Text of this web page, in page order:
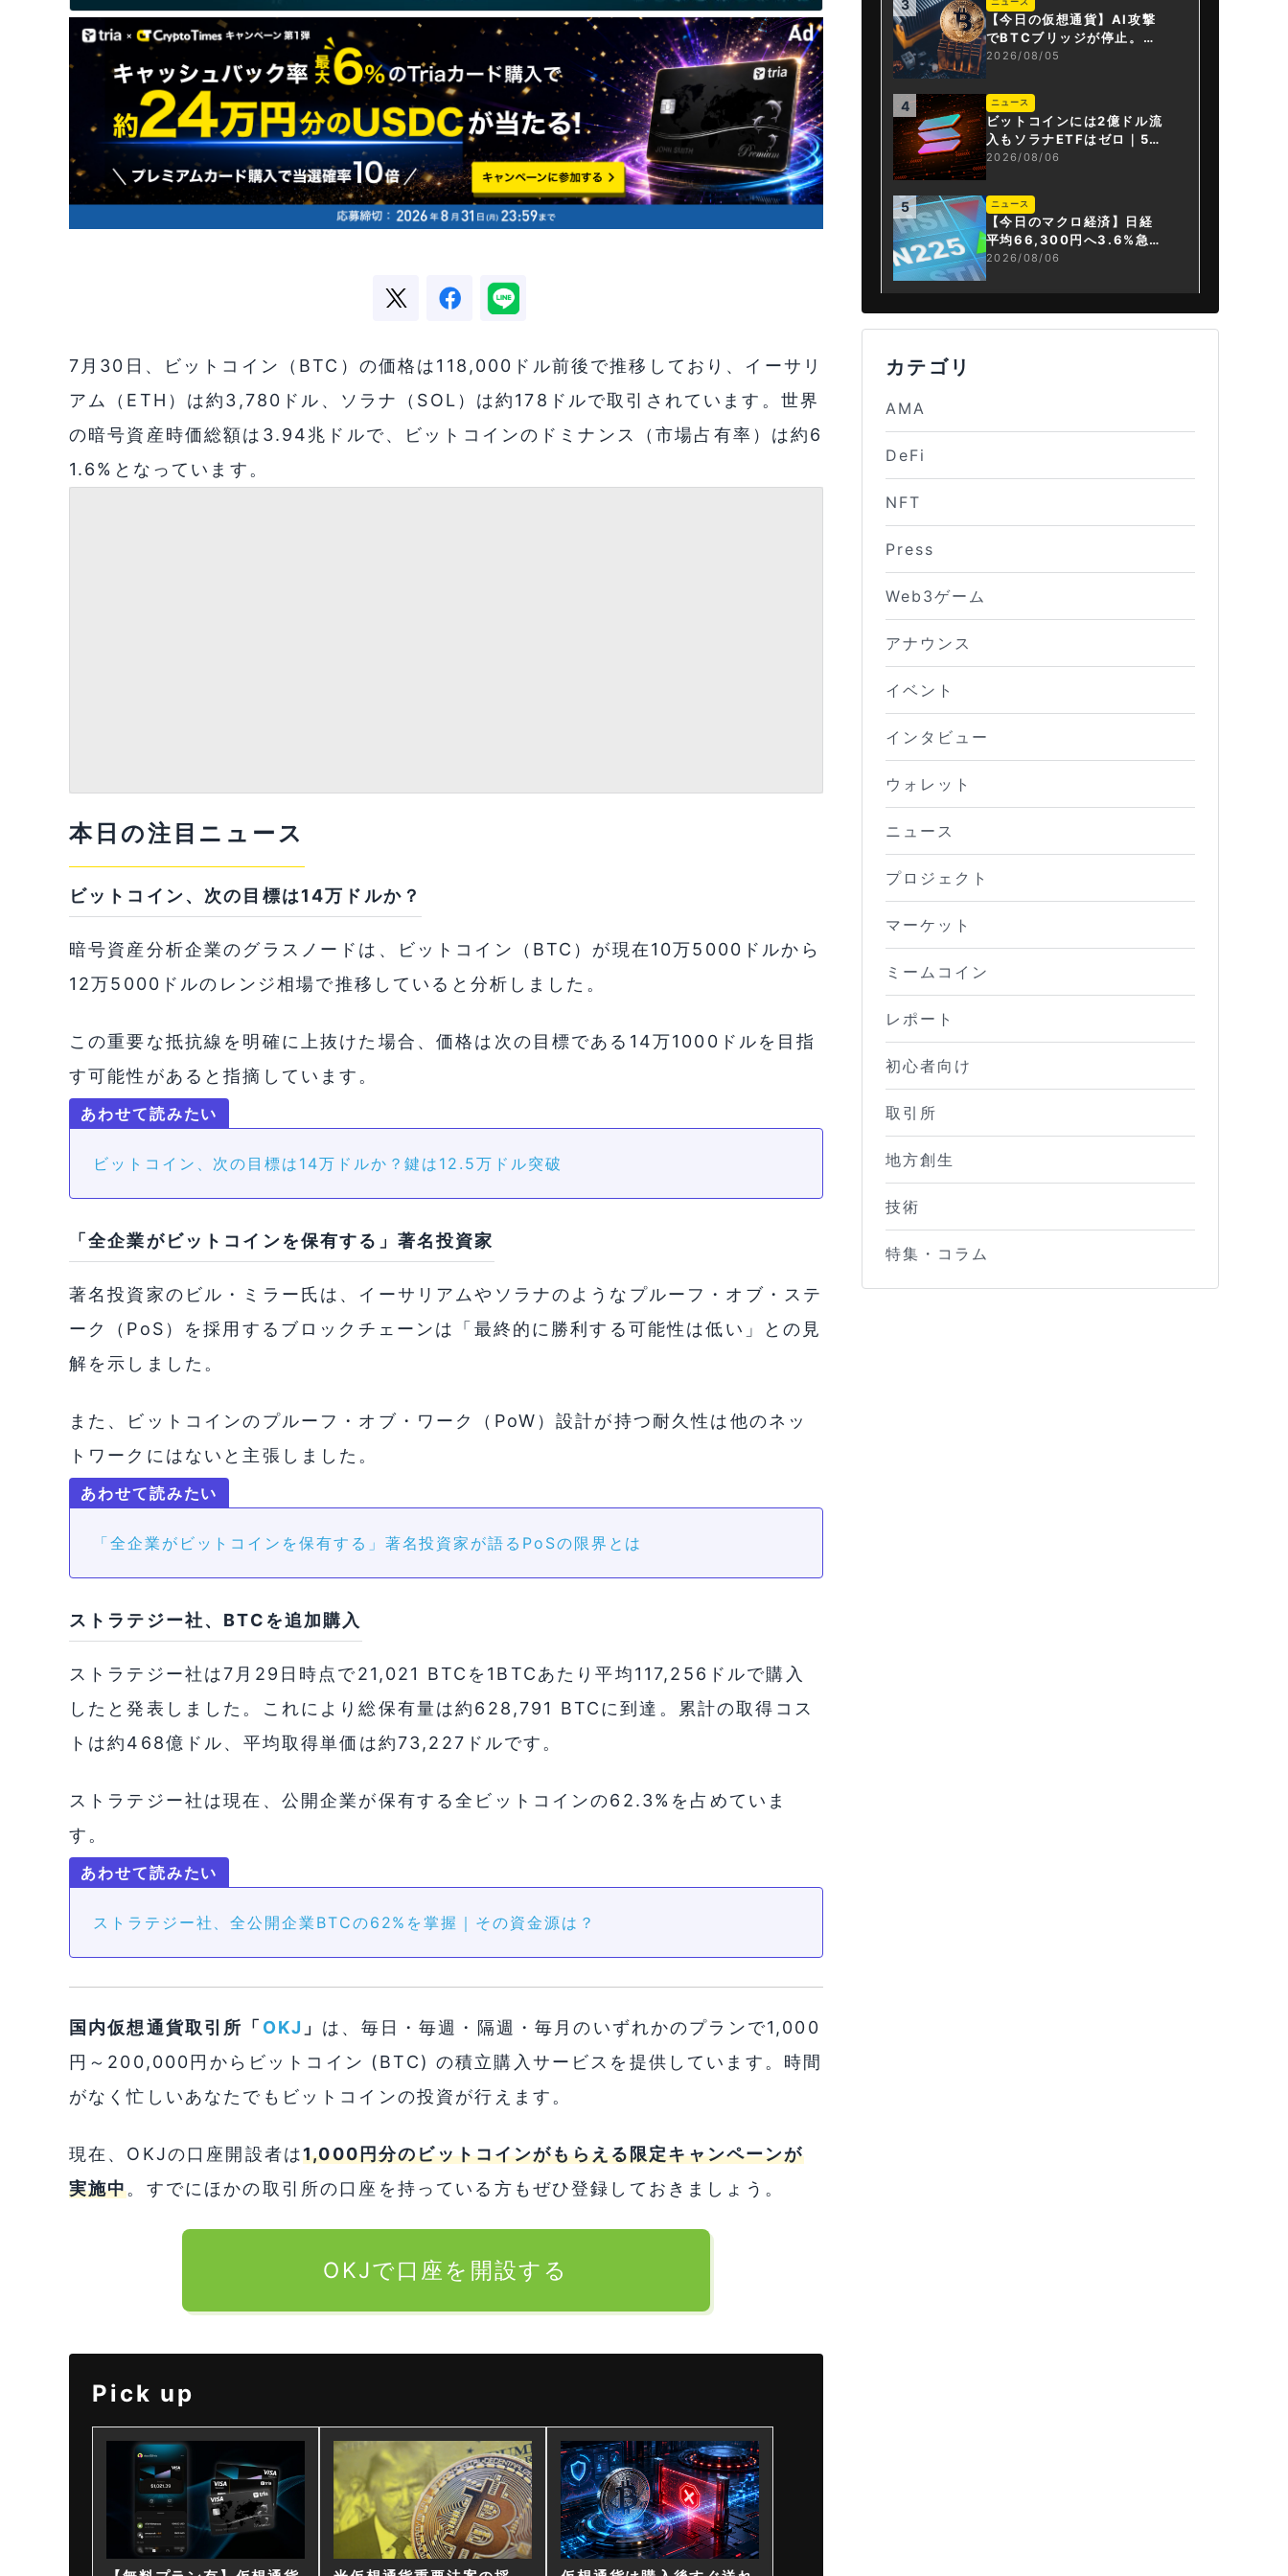
7月30日、ビットコイン（BTC）の価格は118,000ドル前後で推移しており、イーサリ
アム（ETH）は約3,780ドル、ソラナ（SOL）は約178ドルで取引されています。世界
の暗号資産時価総額は3.94兆ドルで、ビットコインのドミナンス（市場占有率）は約6
1.6%となっています。
本日の注目ニュース
ビットコイン、次の目標は14万ドルか？
暗号資産分析企業のグラスノードは、ビットコイン（BTC）が現在10万5000ドルから
12万5000ドルのレンジ相場で推移していると分析しました。
この重要な抵抗線を明確に上抜けた場合、価格は次の目標である14万1000ドルを目指
す可能性があると指摘しています。
ビットコイン、次の目標は14万ドルか？鍵は12.5万ドル突破
「全企業がビットコインを保有する」著名投資家
著名投資家のビル・ミラー氏は、イーサリアムやソラナのようなプルーフ・オブ・ステ
ーク（PoS）を採用するブロックチェーンは「最終的に勝利する可能性は低い」との見
解を示しました。
また、ビットコインのプルーフ・オブ・ワーク（PoW）設計が持つ耐久性は他のネッ
トワークにはないと主張しました。
「全企業がビットコインを保有する」著名投資家が語るPoSの限界とは
ストラテジー社、BTCを追加購入
ストラテジー社は7月29日時点で21,021 BTCを1BTCあたり平均117,256ドルで購入
したと発表しました。これにより総保有量は約628,791 BTCに到達。累計の取得コス
トは約468億ドル、平均取得単価は約73,227ドルです。
ストラテジー社は現在、公開企業が保有する全ビットコインの62.3%を占めていま
す。
ストラテジー社、全公開企業BTCの62%を掌握｜その資金源は？
国内仮想通貨取引所「 OKJ 」 は、毎日・毎週・隔週・毎月のいずれかのプランで1,000
円～200,000円からビットコイン (BTC) の積立購入サービスを提供しています。時間
がなく忙しいあなたでもビットコインの投資が行えます。
現在、OKJの口座開設者は1,000円分のビットコインがもらえる限定キャンペーンが
実施中。すでにほかの取引所の口座を持っている方もぜひ登録しておきましょう。
OKJで口座を開設する
Pick up
3
【今日の仮想通貨】AI攻撃
でBTCブリッジが停止。金
融庁が「暗号資産・ステー
2026/08/05
4 ニュース
ビットコインには2億ドル流
入もソラナETFはゼロ｜5営
業日連続で停止
2026/08/06
5 ニュース
【今日のマクロ経済】日経
平均66,300円へ3.6%急騰
もAI投資回収懸念が再燃
2026/08/06
カテゴリ
AMA
DeFi
NFT
Press
Web3ゲーム
アナウンス
イベント
インタビュー
ウォレット
ニュース
プロジェクト
マーケット
ミームコイン
レポート
初心者向け
取引所
地方創生
技術
特集・コラム